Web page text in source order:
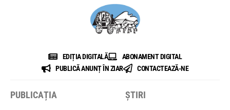
EDIȚIA DIGITALĂ
ABONAMENT DIGITAL
PUBLICĂ ANUNȚ ÎN ZIAR
CONTACTEAZĂ-NE
PUBLICAȚIA ȘTIRI